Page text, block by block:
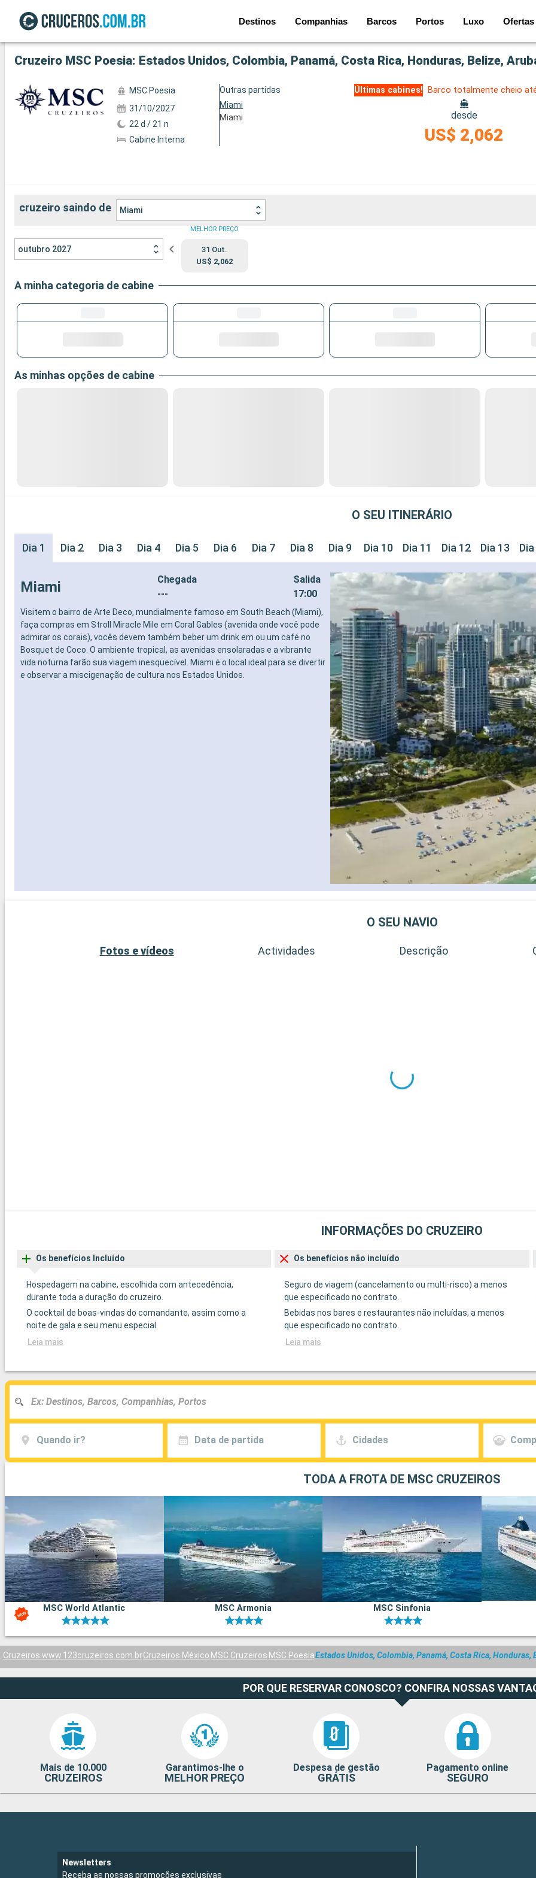
Destinos Companhias Barcos Portos Luxo Ofertas
Ver a 75 fotos
MSC Poesia
31/10/2027
22 d / 21 n
Cabine Interna
Outras partidas
Miami
Miami
Últimas cabines! Barco totalmente cheio
desde
US$ 2,062
cruzeiro saindo de Miami
outubro 2027
MELHOR PREÇO
31 Out.
US$ 2,062
A minha categoria de cabine
As minhas opções de cabine
O SEU ITINERÁRIO
Dia 1 Dia 2 Dia 3 Dia 4 Dia 5 Dia 6 Dia 7 Dia 8 Dia 9 Dia 10 Dia 11 Dia 12 Dia 13
Miami
Chegada
---
Salida
17:00
Visitem o bairro de Arte Deco, mundialmente famoso em South Beach (Miami),
faça compras em Stroll Miracle Mile em Coral Gables (avenida onde você pode
admirar os corais), vocês devem também beber um drink em ou um café no
Bosquet de Coco. O ambiente tropical, as avenidas ensolaradas e a vibrante
vida noturna farão sua viagem inesquecível. Miami é o local ideal para se divertir
e observar a miscigenação de cultura nos Estados Unidos.
O SEU NAVIO
Fotos e vídeos Actividades Descrição
INFORMAÇÕES DO CRUZEIRO
Os benefícios Incluído
Hospedagem na cabine, escolhida com antecedência,
durante toda a duração do cruzeiro.
O cocktail de boas-vindas do comandante, assim como a
noite de gala e seu menu especial
Leia mais
Os benefícios não incluído
Seguro de viagem (cancelamento ou multi-risco) a menos
que especificado no contrato.
Bebidas nos bares e restaurantes não incluídas, a menos
que especificado no contrato.
Leia mais
Quando ir? Data de partida Cidades
TODA A FROTA DE MSC CRUZEIROS
MSC World Atlantic MSC Armonia MSC Sinfonia
Cruzeiros www.123cruzeiros.com.brCruzeiros México MSC Cruzeiros MSC PoesiaEstados Unidos, Colombia, Panamá, Costa Rica,
POR QUE RESERVAR CONOSCO? CONFIRA NOSSAS
Mais de 10.000
CRUZEIROS
Garantimos-lhe o
MELHOR PREÇO
Despesa de gestão
GRÁTIS
Pagamento online
SEGURO
Newsletters
Receba as nossas promoções exclusivas